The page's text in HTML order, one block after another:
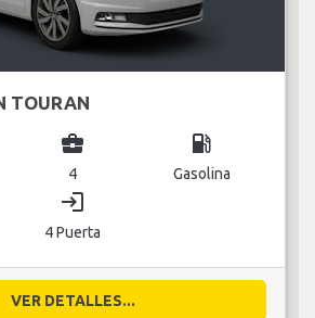
TOURAN
business_center
4
local_gas_station
Gasolina
login
4 Puerta
VER DETALLES...